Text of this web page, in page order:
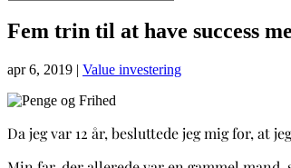
Fem trin til at have success
apr 6, 2019 | Value investering
Da jeg var 12 år, besluttede jeg mig for, at